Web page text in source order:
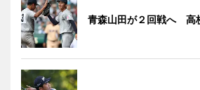
青森山田が２回戦へ 高